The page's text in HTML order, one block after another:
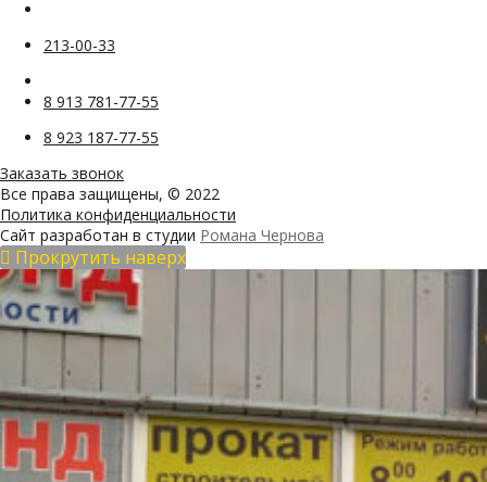
213-00-33
8 913 781-77-55
8 923 187-77-55
Заказать звонок
Все права защищены, © 2022
Политика конфиденциальности
Сайт разработан в студии Романа Чернова
Прокрутить наверх